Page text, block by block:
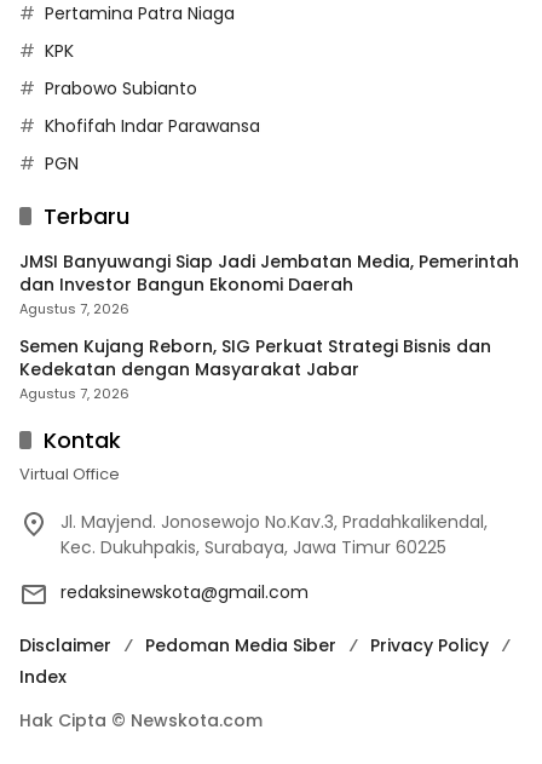
Pertamina Patra Niaga
KPK
Prabowo Subianto
Khofifah Indar Parawansa
PGN
Terbaru
JMSI Banyuwangi Siap Jadi Jembatan Media, Pemerintah
dan Investor Bangun Ekonomi Daerah
Agustus 7, 2026
Semen Kujang Reborn, SIG Perkuat Strategi Bisnis dan
Kedekatan dengan Masyarakat Jabar
Agustus 7, 2026
Kontak
Virtual Office
Jl. Mayjend. Jonosewojo No.Kav.3, Pradahkalikendal,
Kec. Dukuhpakis, Surabaya, Jawa Timur 60225
redaksinewskota@gmail.com
Disclaimer Pedoman Media Siber
Privacy Policy
Index
Hak Cipta © Newskota.com